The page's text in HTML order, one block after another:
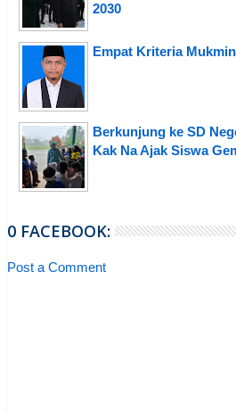
2030
Empat Kriteria
Berkunjung ke SD
Kak Na Ajak Siswa
0 FACEBOOK:
Post a Comment